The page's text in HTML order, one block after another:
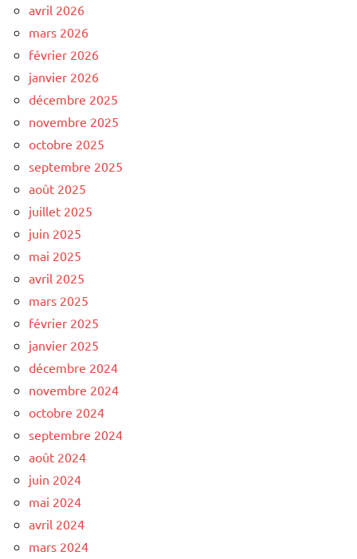
avril 2026
mars 2026
février 2026
janvier 2026
décembre 2025
novembre 2025
octobre 2025
septembre 2025
août 2025
juillet 2025
juin 2025
mai 2025
avril 2025
mars 2025
février 2025
janvier 2025
décembre 2024
novembre 2024
octobre 2024
septembre 2024
août 2024
juin 2024
mai 2024
avril 2024
mars 2024